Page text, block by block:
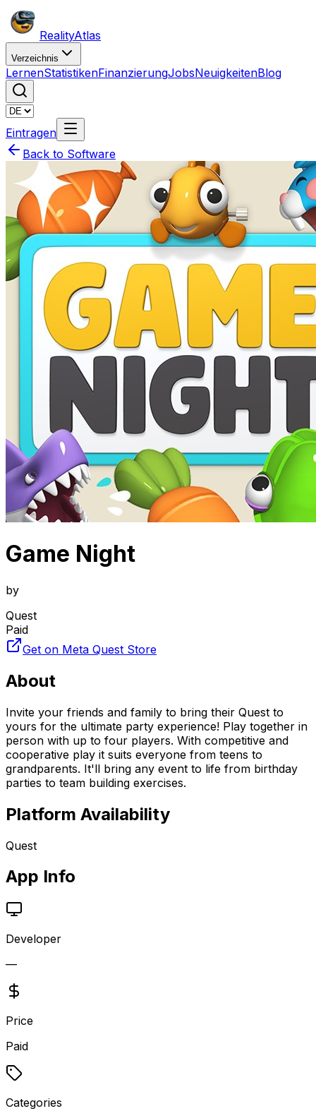
RealityAtlas
Verzeichnis
LernenStatistikenFinanzierungJobsNeuigkeitenBlog
Eintragen
Back to Software
Game Night
by
Quest
Paid
Get on Meta Quest Store
About
Invite your friends and family to bring their Quest to
yours for the ultimate party experience! Play together in
person with up to four players. With competitive and
cooperative play it suits everyone from teens to
grandparents. It'll bring any event to life from birthday
parties to team building exercises.
Platform Availability
Quest
App Info
Developer
—
Price
Paid
Categories